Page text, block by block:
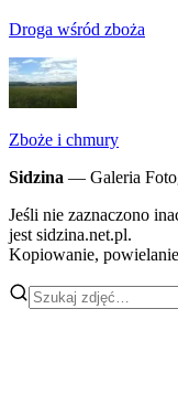
Droga wśród zboża
Zboże i chmury
Sidzina — Galeria
Jeśli nie zaznaczono
jest sidzina.net.pl.
Kopiowanie,